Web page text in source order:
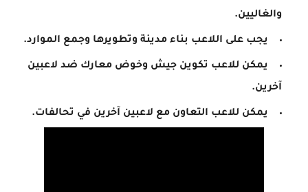
والغاليين.
يجب على اللاعب بناء مدينة وتطويرها وجمع الموارد.
يمكن للاعب تكوين جيش وخوض معارك ضد لاعبين
آخرين.
يمكن للاعب التعاون مع لاعبين آخرين في تحالفات.